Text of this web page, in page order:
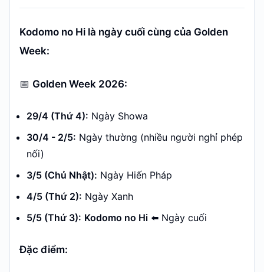
Kodomo no Hi là ngày cuối cùng của Golden
Week:
📅 Golden Week 2026:
29/4 (Thứ 4): Ngày Showa
30/4 - 2/5: Ngày thường (nhiều người nghỉ phép
nối)
3/5 (Chủ Nhật): Ngày Hiến Pháp
4/5 (Thứ 2): Ngày Xanh
5/5 (Thứ 3): Kodomo no Hi ⬅️ Ngày cuối
Đặc điểm: